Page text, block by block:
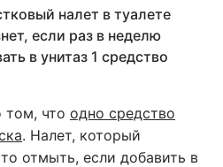
налет в туалете
если раз в неделю
в унитаз 1 средство
том, что одно средство
. Налет, который
отмыть, если добавить в